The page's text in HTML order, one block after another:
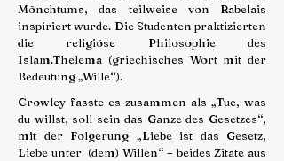
Mönchtums, das teilweise von Rabelais
inspiriert wurde. Die Studenten praktizierten
die religiöse Philosophie des
Islam.Thelema (griechisches Wort mit der
Bedeutung „Wille“).
Crowley fasste es zusammen als „Tue, was
du willst, soll sein das Ganze des Gesetzes“,
mit der Folgerung „Liebe ist das Gesetz,
Liebe unter (dem) Willen“ – beides Zitate aus